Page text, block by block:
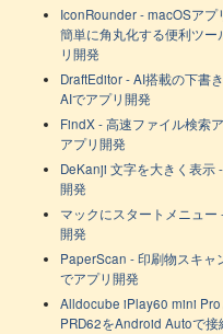
IconRounder - macOSアプ
簡単に角丸化する便利ツー
リ開発
DraftEditor - AI搭載の下書
AIでアプリ開発
FindX - 高速ファイル検索
アプリ開発
DeKanji 文字を大きく表示
開発
マックにスタートメニュー
開発
PaperScan - 印刷物スキャ
でアプリ開発
Alldocube iPlay60 mini Pro
PRD62をAndroid Autoで接